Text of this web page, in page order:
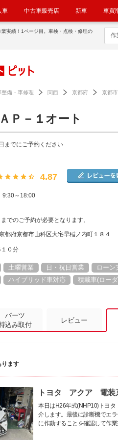
車 中古車販売店 新車 車買
実績！1ページ目。車検・点検・修理の
備・車修理 関西 京都府 京都
Ｐ－１オート
までにご予約ください
4.87
9:30～18:00
でのご予約が必要となります。
都府京都市山科区大宅早稲ノ内町１８４
０分
土曜営業 日・祝日営業 ローン
ハイブリッド車対応 積載車(ロー
パーツ
込み取付
レビュー
ります
トヨタ アクア 電装
本日はH26年式(NHP10)トヨ
介します。最後に診断機でエ
に作動することを確認して作